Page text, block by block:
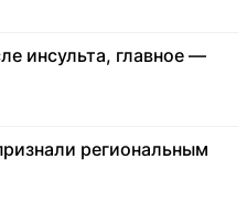
инсульта, главное —
региональным